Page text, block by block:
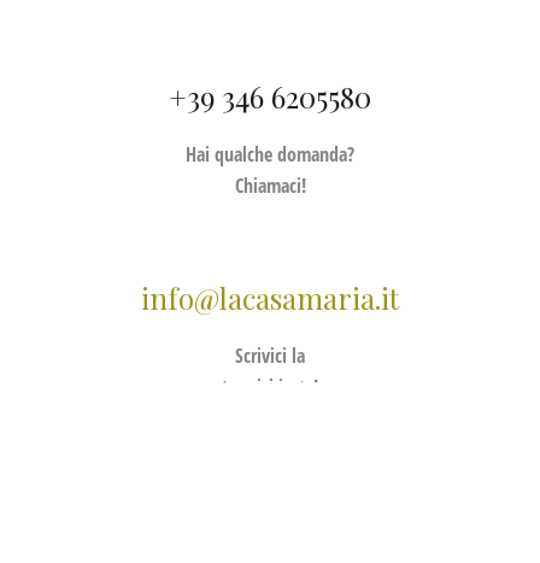
+39 346 6205580
Hai qualche domanda?
Chiamaci!
info@lacasamaria.it
Scrivici la
tua richiesta!